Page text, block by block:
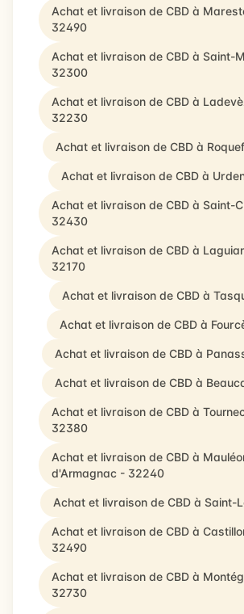
Achat et livraison de CBD à
32490
Achat et livraison de CBD à Saint-
32300
Achat et livraison de CBD à
32230
Achat et livraison de CBD à
Achat et livraison de CBD à
Achat et livraison de CBD à Saint-
32430
Achat et livraison de CBD à
32170
Achat et livraison de CBD à
Achat et livraison de CBD à
Achat et livraison de CBD à
Achat et livraison de CBD à
Achat et livraison de CBD à
32380
Achat et livraison de CBD à
d'Armagnac - 32240
Achat et livraison de CBD à Saint-
Achat et livraison de CBD à
32490
Achat et livraison de CBD à
32730